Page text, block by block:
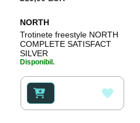
NORTH
Trotinete freestyle NORTH
COMPLETE SATISFACT
SILVER
Disponibil.
LA